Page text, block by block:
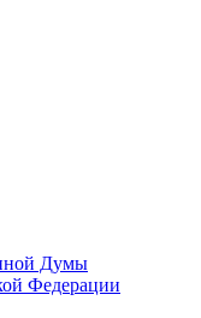
Думы
Федерации